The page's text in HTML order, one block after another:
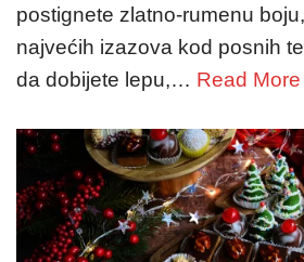
postignete zlatno-rumenu
najvećih izazova kod posnih
da dobijete lepu,… Read More